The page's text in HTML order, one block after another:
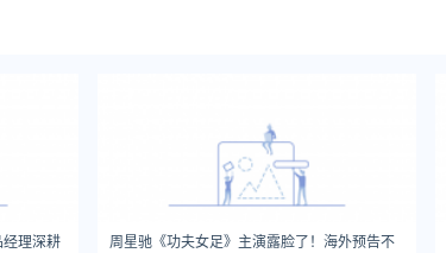
理深耕
周星驰《功夫女足》主演露脸了！海外预告不